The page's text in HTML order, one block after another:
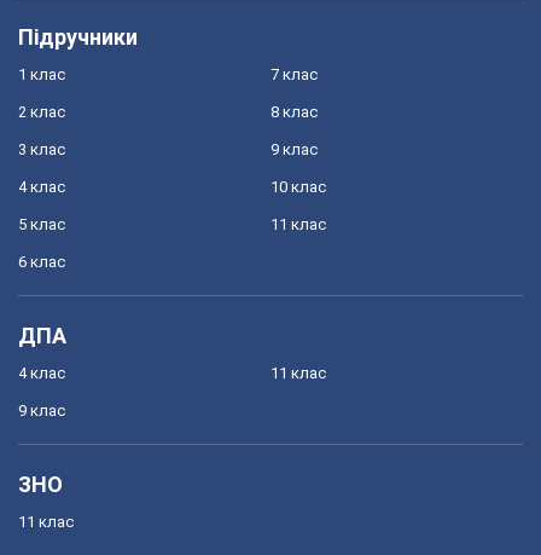
Підручники
1 клас
2 клас
3 клас
4 клас
5 клас
6 клас
7 клас
8 клас
9 клас
10 клас
11 клас
ДПА
4 клас
9 клас
11 клас
ЗНО
11 клас